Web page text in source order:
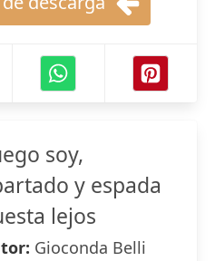
soy,
y espada
lejos
Gioconda Belli